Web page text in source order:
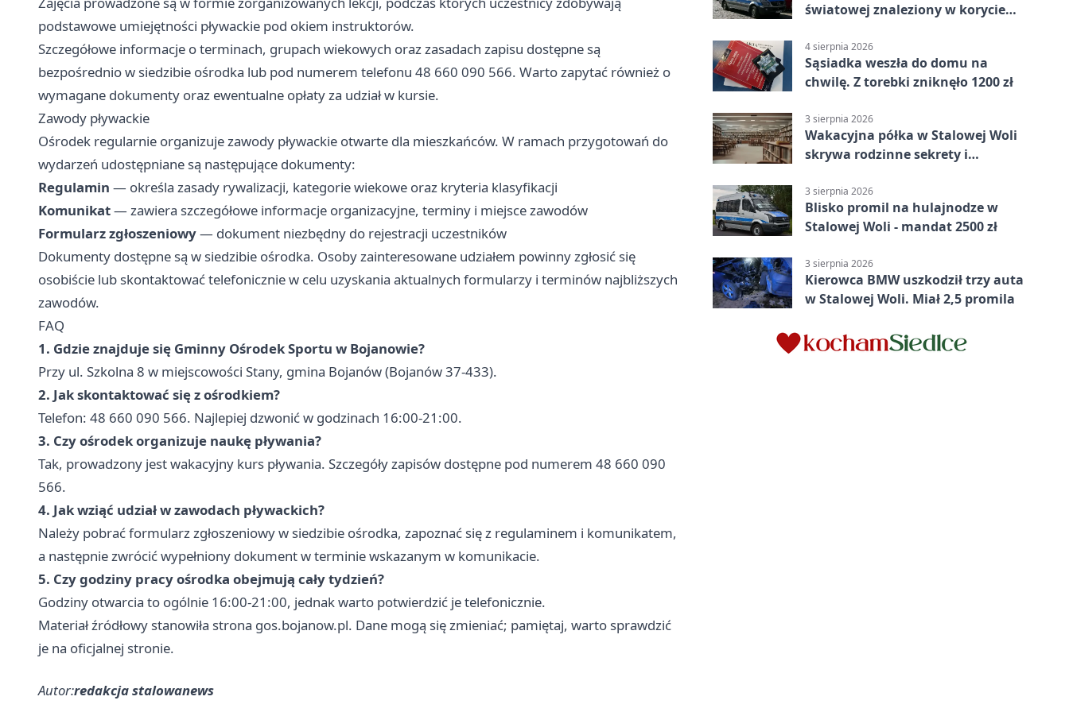
podstawowe umiejętności pływackie pod okiem instruktorów.
Szczegółowe informacje o terminach, grupach wiekowych oraz zasadach zapisu dostępne są
bezpośrednio w siedzibie ośrodka lub pod numerem telefonu 48 660 090 566. Warto zapytać również o
wymagane dokumenty oraz ewentualne opłaty za udział w kursie.
Zawody pływackie
Ośrodek regularnie organizuje zawody pływackie otwarte dla mieszkańców. W ramach przygotowań do
wydarzeń udostępniane są następujące dokumenty:
Regulamin — określa zasady rywalizacji, kategorie wiekowe oraz kryteria klasyfikacji
Komunikat— zawiera szczegółowe informacje organizacyjne, terminy i miejsce zawodów
Formularz zgłoszeniowy— dokument niezbędny do rejestracji uczestników
Dokumenty dostępne są w siedzibie ośrodka. Osoby zainteresowane udziałem powinny zgłosić się
osobiście lub skontaktować telefonicznie w celu uzyskania aktualnych formularzy i terminów najbliższych
zawodów.
FAQ
1. Gdzie znajduje się Gminny Ośrodek Sportu w Bojanowie?
Przy ul. Szkolna 8 w miejscowości Stany, gmina Bojanów (Bojanów 37-433).
2. Jak skontaktować się z ośrodkiem?
Telefon: 48 660 090 566. Najlepiej dzwonić w godzinach 16:00-21:00.
3. Czy ośrodek organizuje naukę pływania?
Tak, prowadzony jest wakacyjny kurs pływania. Szczegóły zapisów dostępne pod numerem 48 660 090
566.
4. Jak wziąć udział w zawodach pływackich?
Należy pobrać formularz zgłoszeniowy w siedzibie ośrodka, zapoznać się z regulaminem i komunikatem,
a następnie zwrócić wypełniony dokument w terminie wskazanym w komunikacie.
5. Czy godziny pracy ośrodka obejmują cały tydzień?
Godziny otwarcia to ogólnie 16:00-21:00, jednak warto potwierdzić je telefonicznie.
Materiał źródłowy stanowiła strona gos.bojanow.pl. Dane mogą się zmieniać; pamiętaj, warto sprawdzić
je na oficjalnej stronie.
Autor:redakcja stalowanews
światowej znaleziony w korycie
4 sierpnia 2026
Sąsiadka weszła do domu na
chwilę. Z torebki zniknęło 1200 zł
3 sierpnia 2026
Wakacyjna półka w Stalowej Woli
skrywa rodzinne sekrety i
3 sierpnia 2026
Blisko promil na hulajnodze w
Stalowej Woli - mandat 2500 zł
3 sierpnia 2026
Kierowca BMW uszkodził trzy auta
w Stalowej Woli. Miał 2,5 promila